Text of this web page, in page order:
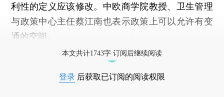
利性的定义应该修改。中欧商学院教授、卫生管理
与政策中心主任蔡江南也表示政策上可以允许有变
通的空间。
本文共计1743字 订阅后继续阅读
登录 后获取已订阅的阅读权限